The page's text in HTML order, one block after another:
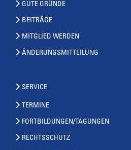
GUTE GRÜNDE
BEITRÄGE
MITGLIED WERDEN
ÄNDERUNGSMITTEILUNG
SERVICE
TERMINE
FORTBILDUNGEN/TAGUNGEN
RECHTSSCHUTZ